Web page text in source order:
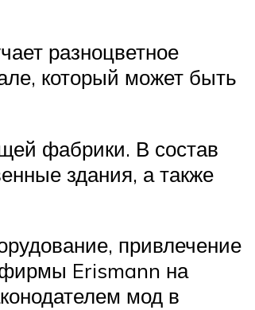
разноцветное
который может быть
фабрики. В состав
здания, а также
привлечение
Erismann на
мод в